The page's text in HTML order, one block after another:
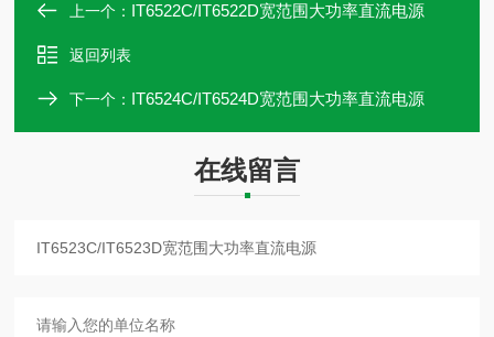
上一个： IT6522C/IT6522D宽范围大功率直流电源
返回列表
下一个： IT6524C/IT6524D宽范围大功率直流电源
在线留言